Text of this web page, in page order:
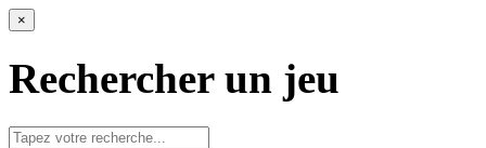
×
Rechercher un jeu